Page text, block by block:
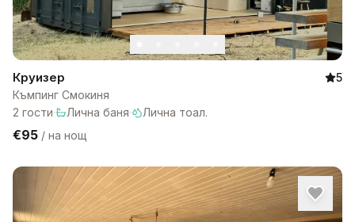
Круизер
5
Къмпинг Смокиня
2 гости· Лична баня· Лична тоал.
€95 / на нощ